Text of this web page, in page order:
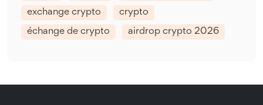
exchange crypto crypto
échange de crypto airdrop crypto 2026